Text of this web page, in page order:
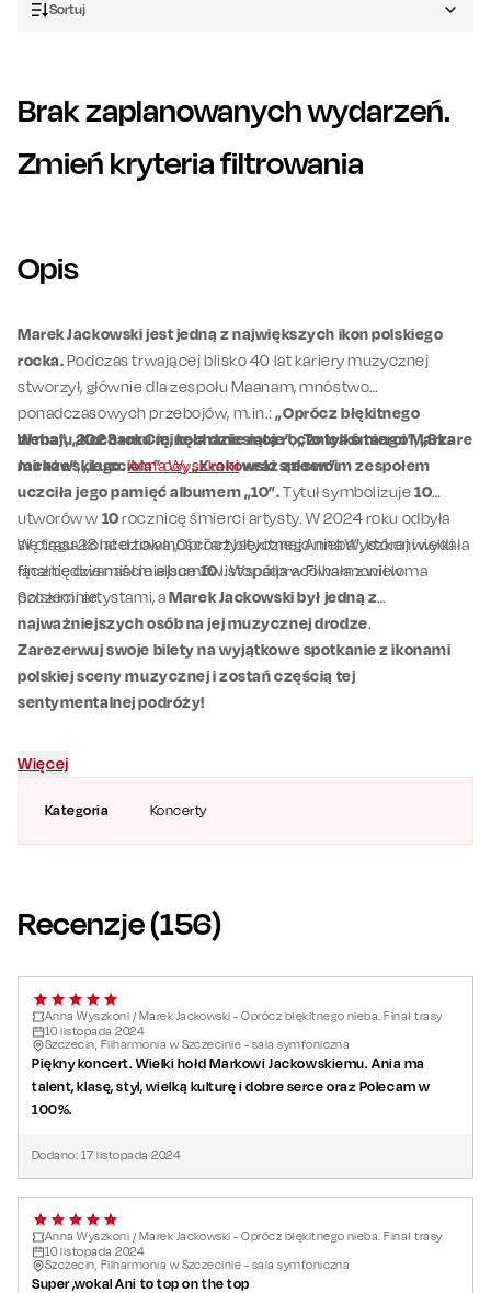
Sortuj
Brak zaplanowanych wydarzeń.
Zmień kryteria filtrowania
Opis
Kategoria Koncerty
Marek Jackowski jest jedną z największych ikon polskiego
rocka.Podczas trwającej blisko 40 lat kariery muzycznej
stworzył, głównie dla zespołu Maanam, mnóstwo
ponadczasowych przebojów, m.in.:„Oprócz błękitnego
nieba”, „Kocham Cię, kochanie moje”,„To tylko tango”,„Szare
miraże”,„Lucciola”czy„Krakowski spleen”.
W maju 2023 roku minęła dziesiąta rocznica śmierci Marka
Jackowskiego.Anna Wyszkoniwraz ze swoim zespołem
uczciła jego pamięć albumem „10”.Tytuł symbolizuje10
utworów w 10rocznicę śmierci artysty. W 2024 roku odbyła
się trasa koncertowa „Oprócz błękitnego nieba”, której wielki
finał będzie miał miejsce10listopada w Filharmonii w
Szczecinie.
W ciągu 28 lat działalności artystycznej Anna Wyszkoni wydała
łącznie dwanaście albumów. Współpracowała z wieloma
polskimi artystami, aMarek Jackowski był jedną z
najważniejszych osób na jej muzycznej drodze.
Zarezerwuj swoje bilety na wyjątkowe spotkanie z ikonami
polskiej sceny muzycznej i zostań częścią tej
sentymentalnej podróży!
Więcej
Recenzje (156)
Anna Wyszkoni / Marek Jackowski - Oprócz błękitnego nieba. Finał trasy
10listopada 2024
Szczecin, Filharmonia w Szczecinie - sala symfoniczna
Piękny koncert. Wielki hołd Markowi Jackowskiemu. Ania ma
talent, klasę, styl, wielką kulturę i dobre serce oraz Polecam w
100%.
Dodano: 17 listopada 2024
Anna Wyszkoni / Marek Jackowski - Oprócz błękitnego nieba. Finał trasy
10listopada 2024
Szczecin, Filharmonia w Szczecinie - sala symfoniczna
Super ,wokal Ani to top on the top